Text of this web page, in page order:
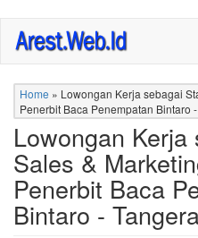
Skip
main
content
Home » Lowongan Kerja sebagai
Penerbit Baca Penempatan Bintaro
Lowongan
Sales &
Penerbit Baca
Bintaro -